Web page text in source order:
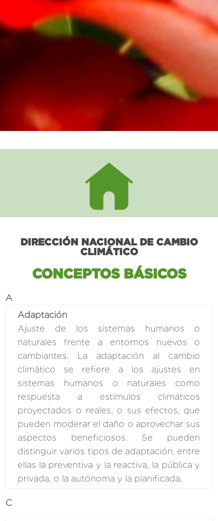
DIRECCIÓN NACIONAL DE CAMBIO
CLIMÁTICO
CONCEPTOS BÁSICOS
A
Adaptación
Ajuste de los sistemas humanos o
naturales frente a entornos nuevos o
cambiantes. La adaptación al cambio
climático se refiere a los ajustes en
sistemas humanos o naturales como
respuesta a estímulos climáticos
proyectados o reales, o sus efectos, que
pueden moderar el daño o aprovechar sus
aspectos beneficiosos. Se pueden
distinguir varios tipos de adaptación, entre
ellas la preventiva y la reactiva, la pública y
privada, o la autónoma y la planificada.
C